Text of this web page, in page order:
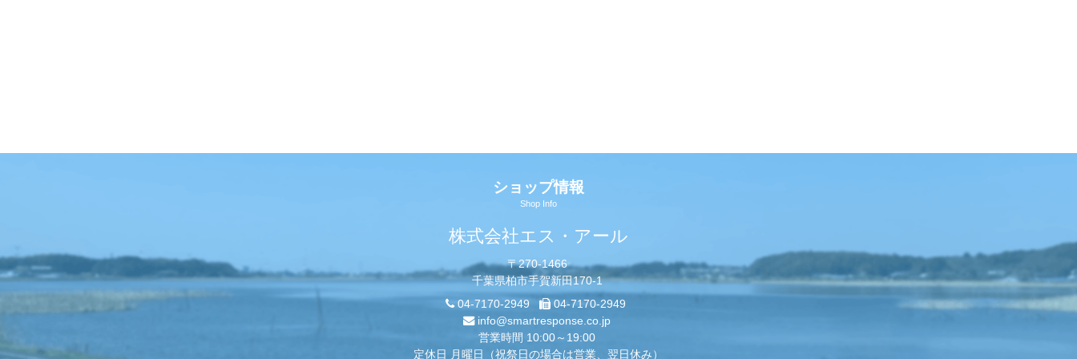
ショップ情報
Shop Info
株式会社エス・アール
〒270-1466
千葉県柏市手賀新田170-1
04-7170-2949
04-7170-2949
info@smartresponse.co.jp
営業時間 10:00～19:00
定休日 月曜日（祝祭日の場合は営業、翌日休み）